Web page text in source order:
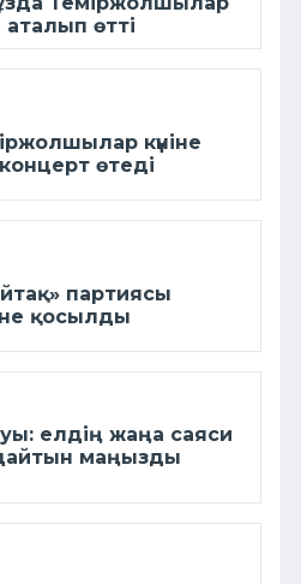
аталып өтті
күніне
өтеді
партиясы
қосылды
елдің жаңа саяси
маңызды